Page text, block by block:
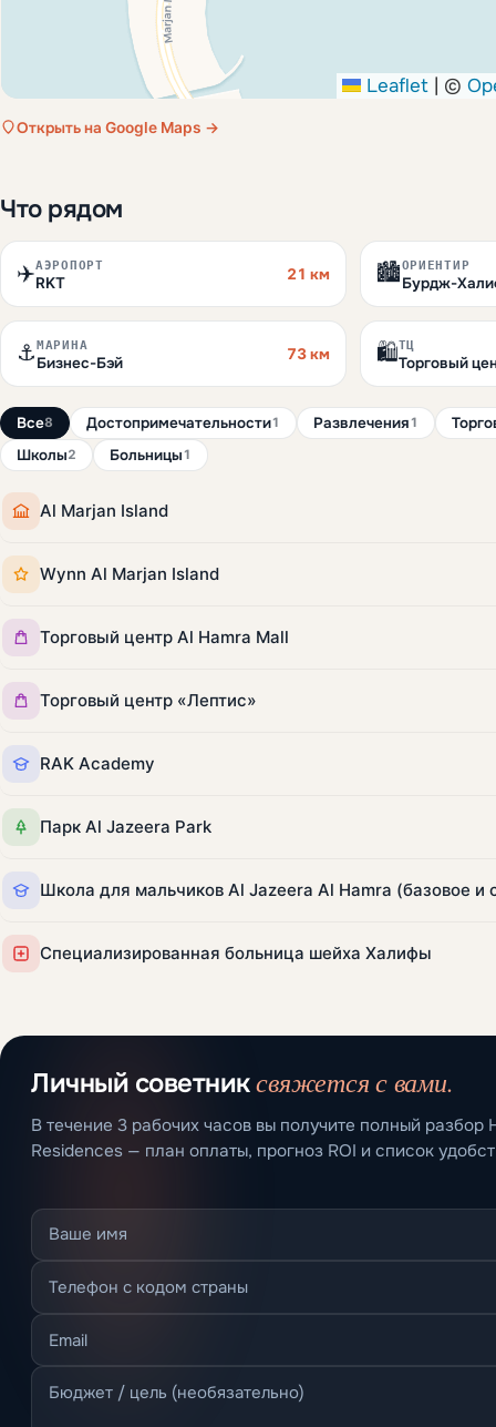
Leaflet | ©
Открыть на Google Maps →
Что рядом
✈️АЭРОПОРТ
RKT
21 км 🏙️ОРИЕНТИР
Бурдж-
⚓ МАРИНА
Бизнес-Бэй
73 км 🛍️ТЦ
Торговый
Все8 Достопримечательности1 Развлечения1
Школы2 Больницы1
Al Marjan Island
Wynn Al Marjan Island
Торговый центр Al Hamra Mall
Торговый центр «Лептис»
RAK Academy
Парк Al Jazeera Park
Специализированная больница шейха Халифы
Личный советниксвяжется с вами.
В течение 3 рабочих часов вы получите полный разбор
Residences — план оплаты, прогноз ROI и список